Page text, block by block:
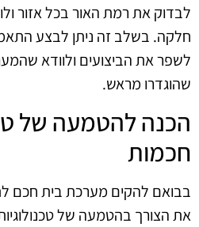
לבדוק את רמת האור בכל אזור
חלקה. בשלב זה ניתן לבצע
לשפר את הביצועים ולוודא
שהוגדרו מראש.
הכנה להטמעה של
חכמות
בבואם להקים מערכת בית חכם
את הצורך בהטמעה של